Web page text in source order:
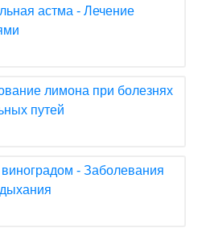
астма - Лечение
лимона при болезнях
путей
- Заболевания